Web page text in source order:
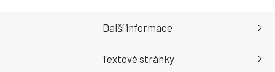
Další informace
Textové stránky